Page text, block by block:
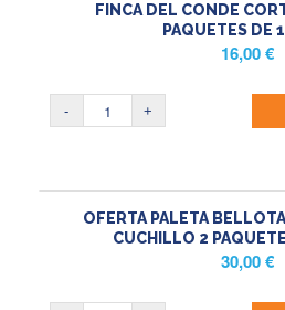
FINCA DEL CONDE
PAQUETES DE
16,00€
OFERTA PALETA
CUCHILLO 2
30,00€